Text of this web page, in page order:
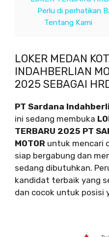
Perlu di perhatikan
Tentang Kami
LOKER MEDAN
INDAHBERLIAN
2025 SEBAGAI
PT Sardana
ini sedang membuka
TERBARU 2025 PT
MOTOR untuk mencari
siap bergabung dan
sedang dibutuhkan.
kandidat terbaik yang
dan cocok untuk posisi